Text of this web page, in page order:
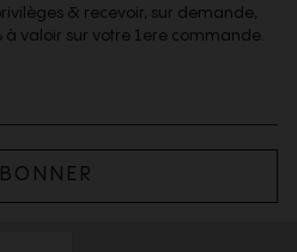
& recevoir, sur demande,
valoir sur votre 1ere commande.